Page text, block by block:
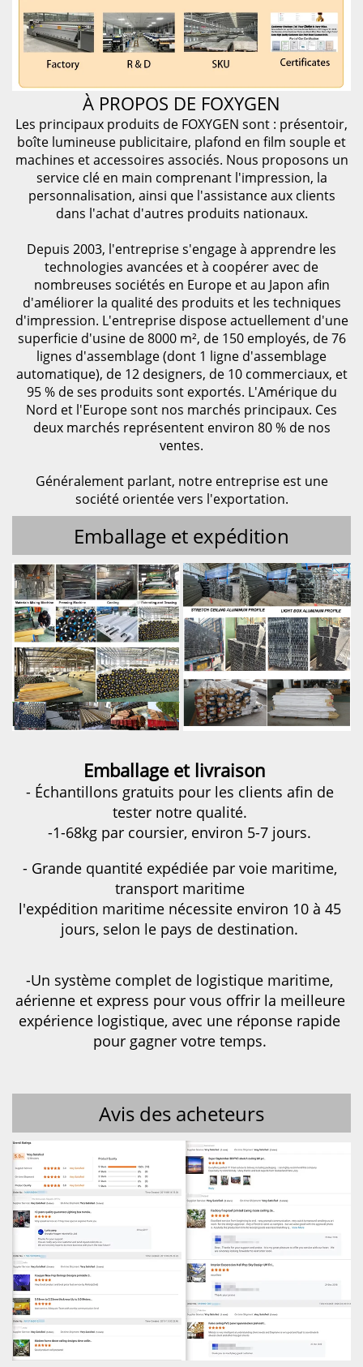
À PROPOS DE FOXYGEN
Les principaux produits de FOXYGEN sont : présentoir,
boîte lumineuse publicitaire, plafond en film souple et
machines et accessoires associés. Nous proposons un
service clé en main comprenant l'impression, la
personnalisation, ainsi que l'assistance aux clients
dans l'achat d'autres produits nationaux.
Depuis 2003, l'entreprise s'engage à apprendre les
technologies avancées et à coopérer avec de
nombreuses sociétés en Europe et au Japon afin
d'améliorer la qualité des produits et les techniques
d'impression. L'entreprise dispose actuellement d'une
superficie d'usine de 8000 m², de 150 employés, de 76
lignes d'assemblage (dont 1 ligne d'assemblage
automatique), de 12 designers, de 10 commerciaux, et
95 % de ses produits sont exportés. L'Amérique du
Nord et l'Europe sont nos marchés principaux. Ces
deux marchés représentent environ 80 % de nos
ventes.
Généralement parlant, notre entreprise est une
société orientée vers l'exportation.
Emballage et expédition
Emballage et livraison
- Échantillons gratuits pour les clients afin de
tester notre qualité.
-1-68kg par coursier, environ 5-7 jours.
- Grande quantité expédiée par voie maritime,
transport maritime
l'expédition maritime nécessite environ 10 à 45
jours, selon le pays de destination.
-Un système complet de logistique maritime,
aérienne et express pour vous offrir la meilleure
expérience logistique, avec une réponse rapide
pour gagner votre temps.
Avis des acheteurs